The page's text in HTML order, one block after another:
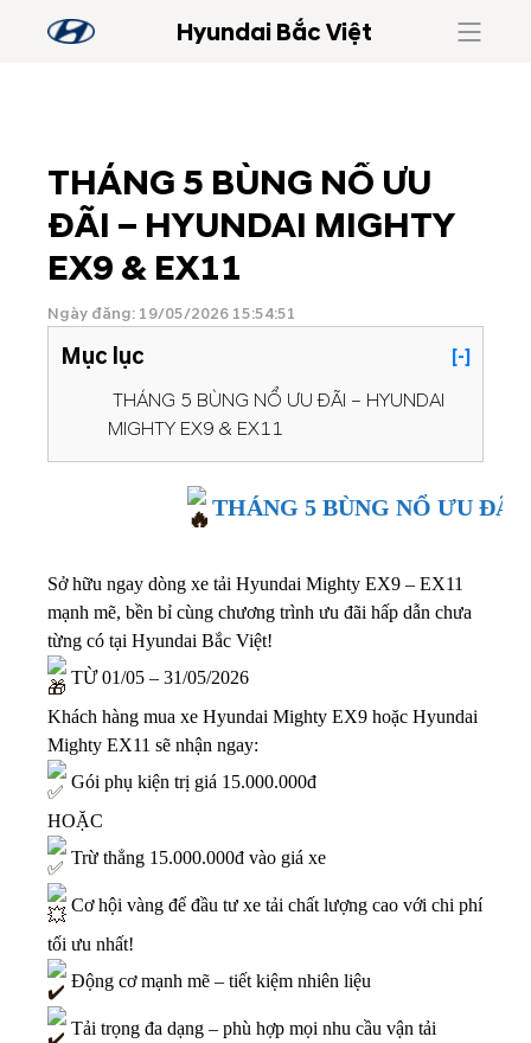
Hyundai Bắc Việt
THÁNG 5 BÙNG NỔ ƯU
ĐÃI – HYUNDAI MIGHTY
EX9 & EX11
Ngày đăng: 19/05/2026 15:54:51
Mục lục
[-]
THÁNG 5 BÙNG NỔ ƯU ĐÃI – HYUNDAI
MIGHTY EX9 & EX11
THÁNG 5 BÙNG NỔ ƯU
Sở hữu ngay dòng xe tải Hyundai Mighty EX9 – EX11
mạnh mẽ, bền bỉ cùng chương trình ưu đãi hấp dẫn chưa
từng có tại Hyundai Bắc Việt!
TỪ 01/05 – 31/05/2026
Khách hàng mua xe Hyundai Mighty EX9 hoặc Hyundai
Mighty EX11 sẽ nhận ngay:
Gói phụ kiện trị giá 15.000.000đ
HOẶC
Trừ thẳng 15.000.000đ vào giá xe
Cơ hội vàng để đầu tư xe tải chất lượng cao với chi phí
tối ưu nhất!
Động cơ mạnh mẽ – tiết kiệm nhiên liệu
Tải trọng đa dạng – phù hợp mọi nhu cầu vận tải